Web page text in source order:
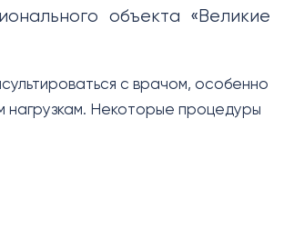
объекта «Великие
с врачом, особенно
нагрузкам. Некоторые процедуры